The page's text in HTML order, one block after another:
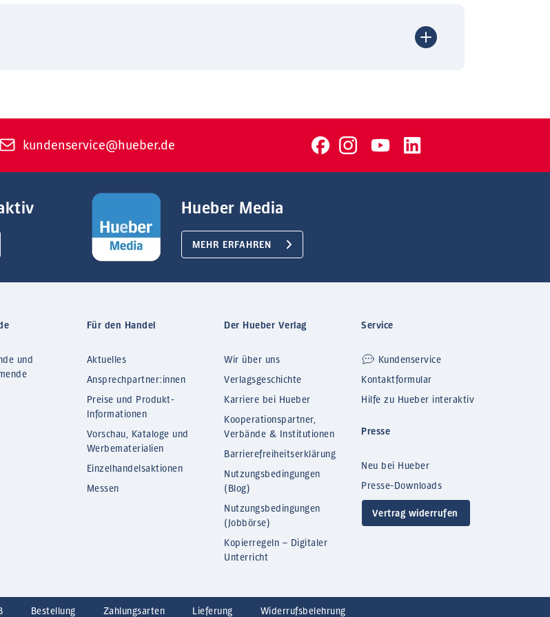
kundenservice@hueber.de
Hueber Media
MEHR ERFAHREN
und
Für den Handel
Aktuelles
Ansprechpartner:innen
Preise und Produkt-
Informationen
Vorschau, Kataloge und
Werbematerialien
Einzelhandelsaktionen
Messen
Der Hueber Verlag
Wir über uns
Verlagsgeschichte
Karriere bei Hueber
Kooperationspartner,
Verbände & Institutionen
Barrierefreiheitserklärung
Nutzungsbedingungen
(Blog)
Nutzungsbedingungen
(Jobbörse)
Kopierregeln – Digitaler
Unterricht
Service
Kundenservice
Kontaktformular
Hilfe zu Hueber interaktiv
Presse
Neu bei Hueber
Presse-Downloads
Vertrag widerrufen
Bestellung Zahlungsarten Lieferung Widerrufsbelehrung